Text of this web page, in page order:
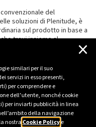
similari per il suo
servizi in esso presenti,
per comprendere e
dell’utente, nonché cookie
per inviarti pubblicità in linea
della navigazione
nostra Cookie Policye
×
del
soluzioni di Plenitude, è
sul prodotto in base a
trovi insieme al